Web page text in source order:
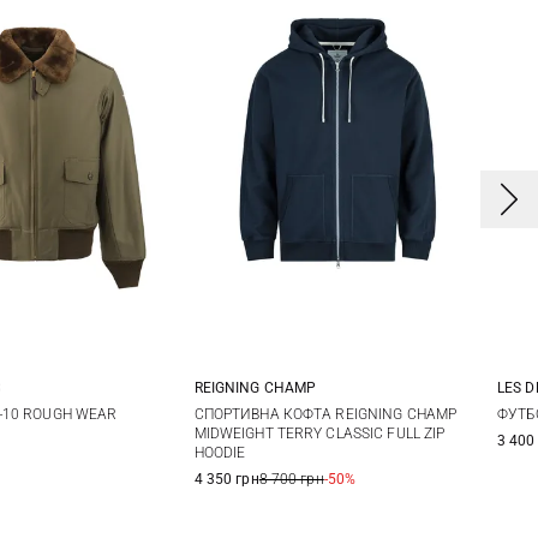
44
ROUGH WEAR
S M L XL
XXL
REIGNING CHAMP
СПОРТИВНА КОФТА REIGNING CHAMP
MIDWEIGHT TERRY CLASSIC FULL ZIP
HOODIE
4 350 грн8 700 грн-50%
M
LES
3 400